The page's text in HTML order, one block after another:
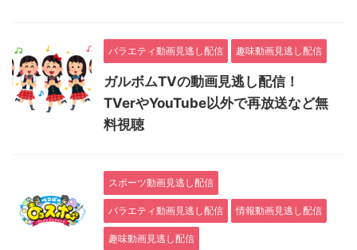
バラエティ動画見逃し配信 趣味動画見逃し配信
ガルボムTVの動画見逃し配信！
TVerやYouTube以外で再放送など無
料視聴
スポーツ動画見逃し配信
バラエティ動画見逃し配信 情報動画見逃し配信
趣味動画見逃し配信